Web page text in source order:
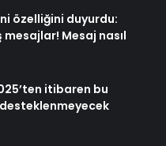
özelliğini duyurdu:
mesajlar! Mesaj nasıl
itibaren bu